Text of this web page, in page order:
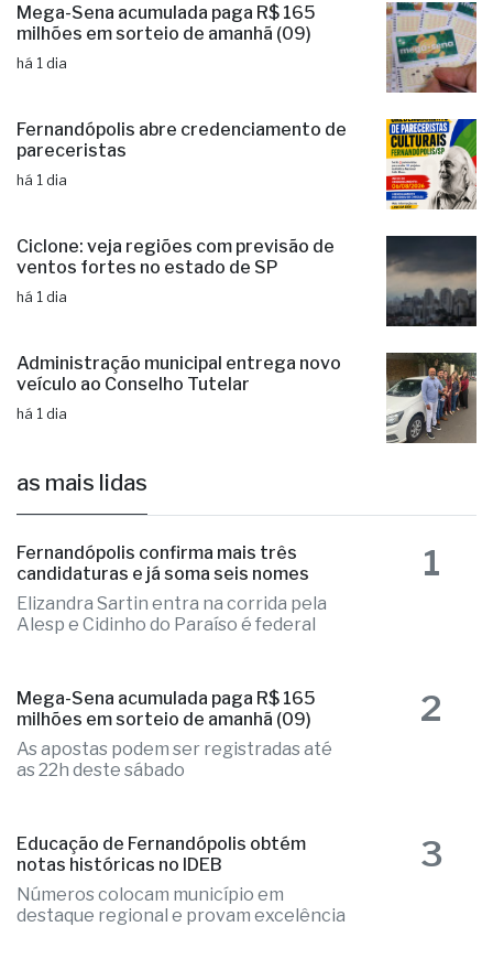
Mega-Sena acumulada paga R$ 165
milhões em sorteio de amanhã (09)
há 1 dia
Fernandópolis abre credenciamento de
pareceristas
há 1 dia
Ciclone: veja regiões com previsão de
ventos fortes no estado de SP
há 1 dia
Administração municipal entrega novo
veículo ao Conselho Tutelar
há 1 dia
as mais lidas
Fernandópolis confirma mais três
candidaturas e já soma seis nomes
Elizandra Sartin entra na corrida pela
Alesp e Cidinho do Paraíso é federal
1
Mega-Sena acumulada paga R$ 165
milhões em sorteio de amanhã (09)
As apostas podem ser registradas até
as 22h deste sábado
2
Educação de Fernandópolis obtém
notas históricas no IDEB
Números colocam município em
destaque regional e provam excelência
3